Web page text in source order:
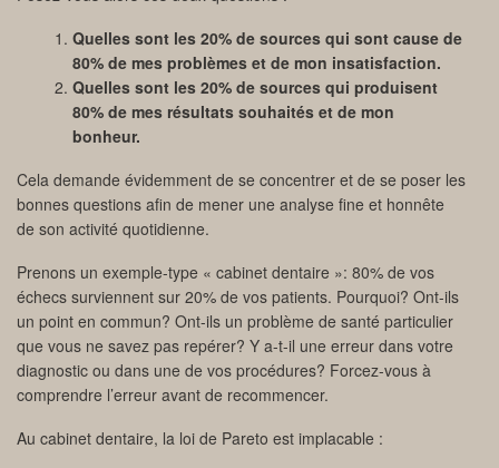
Quelles sont les 20% de sources qui sont cause de
80% de mes problèmes et de mon insatisfaction.
Quelles sont les 20% de sources qui produisent
80% de mes résultats souhaités et de mon
bonheur.
Cela demande évidemment de se concentrer et de se poser les
bonnes questions afin de mener une analyse fine et honnête
de son activité quotidienne.
Prenons un exemple-type « cabinet dentaire »: 80% de vos
échecs surviennent sur 20% de vos patients. Pourquoi? Ont-ils
un point en commun? Ont-ils un problème de santé particulier
que vous ne savez pas repérer? Y a-t-il une erreur dans votre
diagnostic ou dans une de vos procédures? Forcez-vous à
comprendre l’erreur avant de recommencer.
Au cabinet dentaire, la loi de Pareto est implacable :